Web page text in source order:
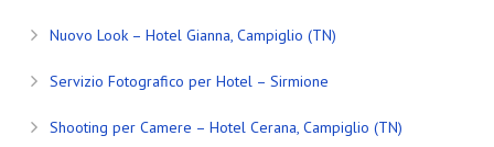
Nuovo Look – Hotel Gianna, Campiglio (TN)
Servizio Fotografico per Hotel – Sirmione
Shooting per Camere – Hotel Cerana, Campiglio (TN)